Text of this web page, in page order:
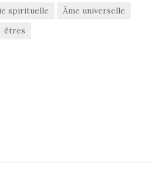
spirituelle
Âme universelle
êtres